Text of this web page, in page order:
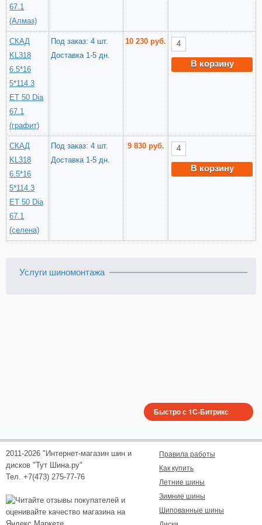
67.1
(Алмаз)
СКАД
KL318
6.5*16
5*114.3
ET 50 Dia
67.1
(графит)
Под заказ: 4 шт.
Доставка 1-5 дн.
10 230 руб.
В корзину
СКАД
KL318
6.5*16
5*114.3
ET 50 Dia
67.1
(селена)
Под заказ: 4 шт.
Доставка 1-5 дн.
9 830 руб.
В корзину
Услуги шиномонтажа
2011-2026 "Интернет-магазин шин и
дисков "Тут Шина.ру"
Тел. +7(473) 275-77-76
Правила работы
Как купить
Летние шины
Зимние шины
Шипованные шины
Быстро с 1С-Битрикс